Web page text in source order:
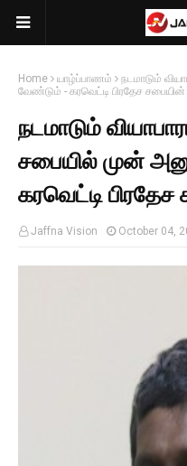
Home யாழ்ப்பாணம்
நடமாடும்
வேண்டும் - கரவெட்டி பிரதேச
நடமாடும்
சபையில் முன்
கரவெட்டி
Jaffna Vision October 04,